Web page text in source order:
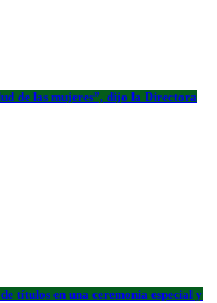
de las mujeres”, dijo la Directora
títulos en una ceremonia especial y